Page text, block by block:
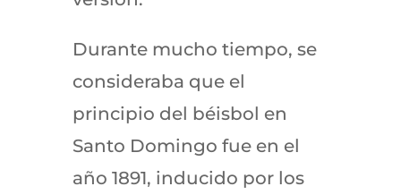
Durante mucho tiempo, se
consideraba que el
principio del béisbol en
Santo Domingo fue en el
año 1891, inducido por los